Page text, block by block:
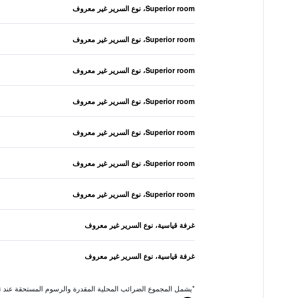
Superior room، نوع السرير غير معروف
Superior room، نوع السرير غير معروف
Superior room، نوع السرير غير معروف
Superior room، نوع السرير غير معروف
Superior room، نوع السرير غير معروف
Superior room، نوع السرير غير معروف
Superior room، نوع السرير غير معروف
غرفة قياسية، نوع السرير غير معروف
غرفة قياسية، نوع السرير غير معروف
*يشمل المجموع الضرائب المحلية المقدرة والرسوم المستحقة عند